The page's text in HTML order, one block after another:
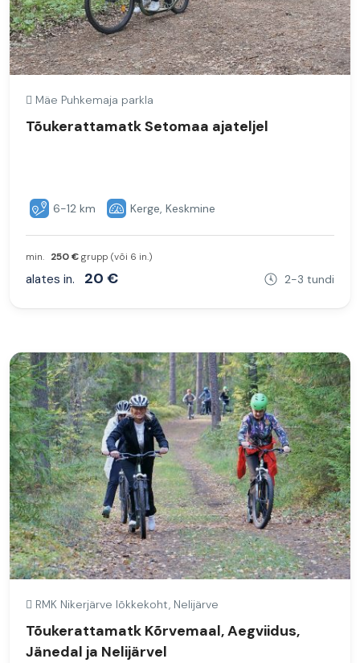
Mäe Puhkemaja parkla
Tõukerattamatk Setomaa ajateljel
6-12 km Kerge, Keskmine
min. 250 €grupp (või 6 in.)
alates in. 20 € 2-3 tundi
RMK Nikerjärve lõkkekoht, Nelijärve
Tõukerattamatk Kõrvemaal, Aegviidus,
Jänedal ja Nelijärvel